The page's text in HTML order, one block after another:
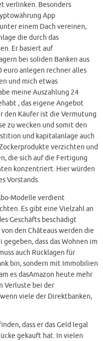
verlinken. Besonders
App
einem Dach vereinen,
die durch das
Er basiert auf
bei soliden Banken aus
anlegen rechner alles
und mich etwas
meine Auszahlung 24
, das eigene Angebot
den Käufer ist die Vermutung
zu wecken und somit den
und kapitalanlage auch
verzichten und
die sich auf die Fertigung
konzentriert. Hier würden
Vorstands.
Modelle verdient
Es gibt eine Vielzahl an
Geschäfts beschädigt
den Châteaus werden die
dass das Wohnen im
auch Rücklagen für
bin, sondern mit Immobilien
es dasAmazon heute mehr
Verluste bei der
viele der Direktbanken,
dass er das Geld legal
gekauft hat. In vielen